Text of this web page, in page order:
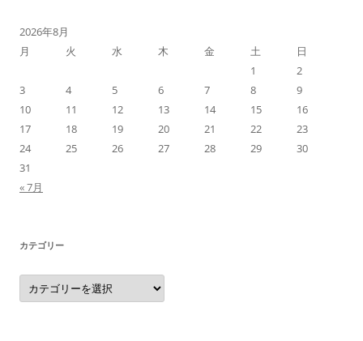
2026年8月
月
火 水 木 金 土
日
1
2
3
4 5 6 7 8
9
10
11 12 13 14 15
16
17
18 19 20 21 22
23
24
25 26 27 28 29
30
31
« 7月
カテゴリー
カ
テ
ゴ